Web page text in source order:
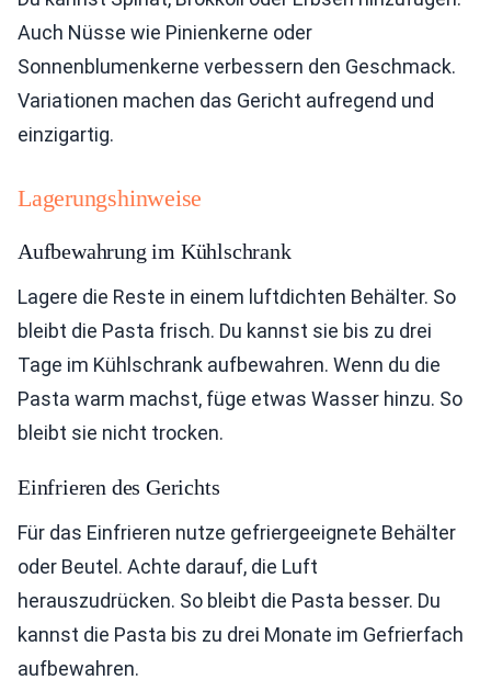
Auch Nüsse wie Pinienkerne oder
Sonnenblumenkerne verbessern den Geschmack.
Variationen machen das Gericht aufregend und
einzigartig.
Lagerungshinweise
Aufbewahrung im Kühlschrank
Lagere die Reste in einem luftdichten Behälter. So
bleibt die Pasta frisch. Du kannst sie bis zu drei
Tage im Kühlschrank aufbewahren. Wenn du die
Pasta warm machst, füge etwas Wasser hinzu. So
bleibt sie nicht trocken.
Einfrieren des Gerichts
Für das Einfrieren nutze gefriergeeignete Behälter
oder Beutel. Achte darauf, die Luft
herauszudrücken. So bleibt die Pasta besser. Du
kannst die Pasta bis zu drei Monate im Gefrierfach
aufbewahren.